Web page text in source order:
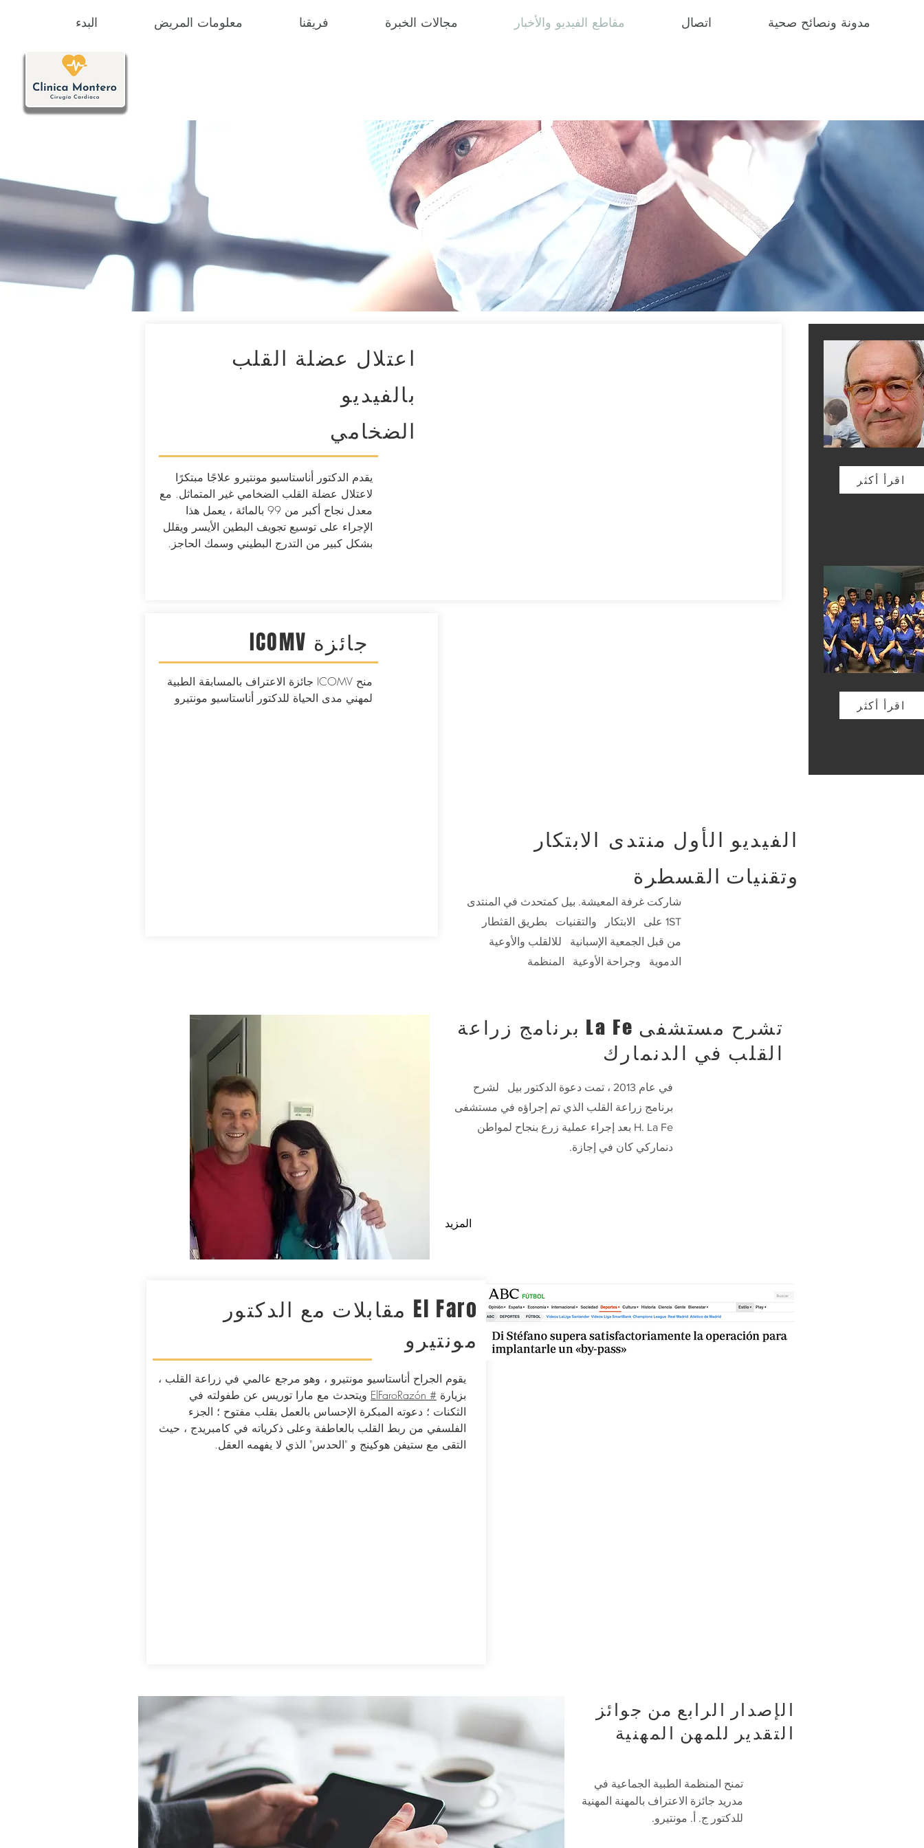
البدء معلومات المريض فريقنا مجالات الخبرة مقاطع الفيديو والأخبار اتصال مدونة ونصائح صحية
اعتلال عضلة القلب
بالفيديو
الضخامي
يقدم الدكتور أناستاسيو مونتيرو علاجًا مبتكرًا
لاعتلال عضلة القلب الضخامي غير المتماثل. مع
معدل نجاح أكبر من 99 بالمائة ، يعمل هذا
الإجراء على توسيع تجويف البطين الأيسر ويقلل
بشكل كبير من التدرج البطيني وسمك الحاجز.
جائزة ICOMV
منح ICOMV جائزة الاعتراف بالمسابقة الطبية
لمهني مدى الحياة للدكتور أناستاسيو مونتيرو
الفيديو الأول منتدى الابتكار
وتقنيات القسطرة
شاركت غرفة المعيشة. بيل كمتحدث في المنتدى
1ST على
الابتكار والتقنيات
بطريق القثطار
من قبل الجمعية الإسبانية
للالقلب والأوعية
الدموية
وجراحة الأوعية المنظمة
اقرأ أكثر
اقرأ أكثر
تشرح مستشفى La Fe برنامج زراعة
القلب في الدنمارك
في عام 2013 ، تمت دعوة الدكتور بيل
لشرح
برنامج زراعة القلب الذي تم إجراؤه في مستشفى
H. La Fe بعد إجراء عملية زرع بنجاح لمواطن
دنماركي كان في إجازة.
المزيد
El Faro مقابلات مع الدكتور
مونتيرو
يقوم الجراح أناستاسيو مونتيرو ، وهو مرجع عالمي في زراعة القلب ،
بزيارة # ElFaroRazón
ويتحدث مع مارا توريس عن طفولته في
الثكنات ؛ دعوته المبكرة الإحساس بالعمل بقلب مفتوح ؛ الجزء
الفلسفي من ربط القلب بالعاطفة وعلى ذكرياته في كامبريدج ، حيث
التقى مع ستيفن هوكينج و "الحدس" الذي لا يفهمه العقل.
الإصدار الرابع من جوائز
التقدير للمهن المهنية
تمنح المنظمة الطبية الجماعية في
مدريد جائزة الاعتراف بالمهنة المهنية
للدكتور ج. أ. مونتيرو.